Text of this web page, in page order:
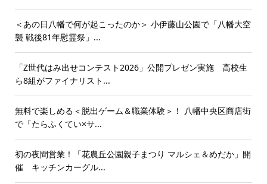
＜あの日八幡で何が起こったのか＞ 小伊藤山公園で「八幡大空
襲 戦後81年慰霊祭」...
「Z世代はみ出せコンテスト2026」公開プレゼン実施 高校生
ら8組がファイナリスト...
無料で楽しめる＜脱出ゲーム＆職業体験＞！ 八幡中央区商店街
で「たらふくてい×サ...
初の夜間営業！「花農丘公園親子まつり マルシェ＆めだか」開
催 キッチンカーグル...